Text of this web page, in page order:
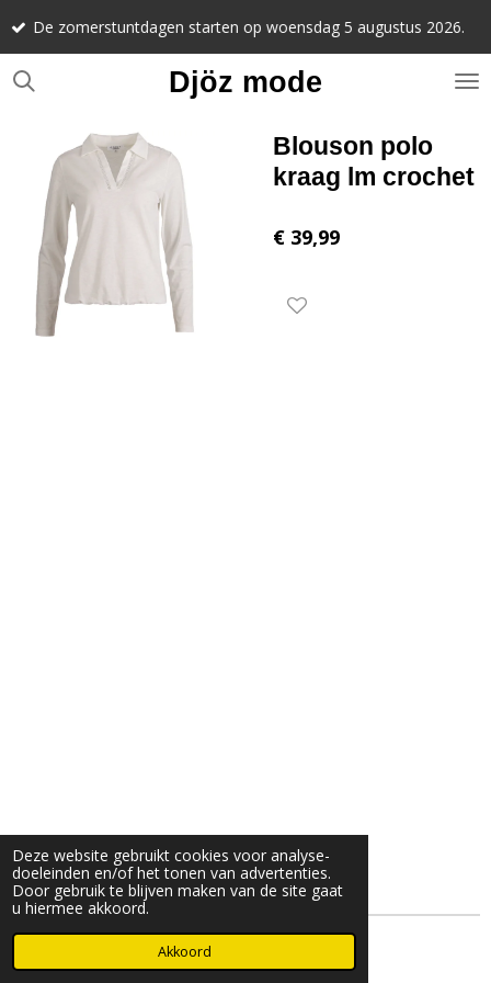
Deze website gebruikt cookies voor analyse-
doeleinden en/of het tonen van advertenties.
Door gebruik te blijven maken van de site gaat
u hiermee akkoord.
Akkoord
Ga
naar
de
Djöz mode
starten op woensdag 5 augustus 2026.
Blouson polo
kraag lm crochet
€ 39,99
© 2025- 2026 Djöz mode